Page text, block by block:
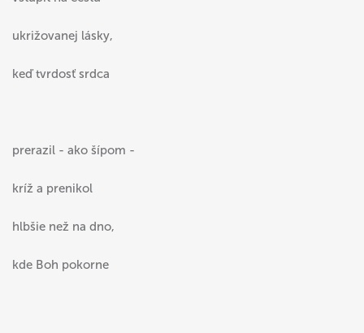
ukrižovanej lásky,
keď tvrdosť srdca
prerazil - ako šípom -
kríž a prenikol
hlbšie než na dno,
kde Boh pokorne